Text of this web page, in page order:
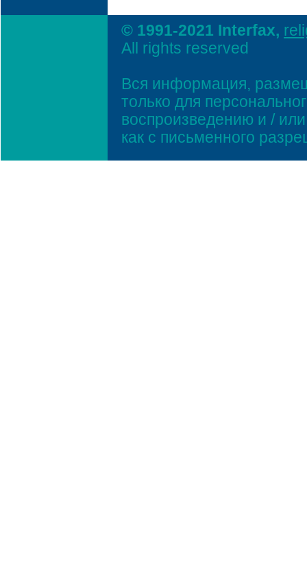
© 1991-2021 Interfax,
All rights reserved
Вся информация,
только для
воспроизведению и /
как с письменного